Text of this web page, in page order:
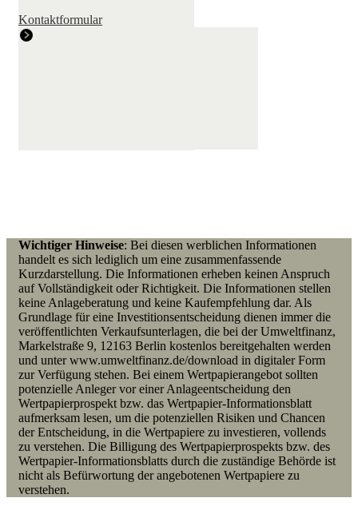
Kontaktformular
Wichtiger Hinweise: Bei diesen werblichen Informationen
handelt es sich lediglich um eine zusammenfassende
Kurzdarstellung. Die Informationen erheben keinen Anspruch
auf Vollständigkeit oder Richtigkeit. Die Informationen stellen
keine Anlageberatung und keine Kaufempfehlung dar. Als
Grundlage für eine Investitionsentscheidung dienen immer die
veröffentlichten Verkaufsunterlagen, die bei der Umweltfinanz,
Markelstraße 9, 12163 Berlin kostenlos bereitgehalten werden
und unter www.umweltfinanz.de/download in digitaler Form
zur Verfügung stehen. Bei einem Wertpapierangebotsollten
potenzielle Anleger vor einer Anlageentscheidung den
Wertpapierprospekt bzw. das Wertpapier-Informationsblatt
aufmerksam lesen, um die potenziellen Risiken und Chancen
der Entscheidung, in die Wertpapiere zu investieren, vollends
zu verstehen. Die Billigung des Wertpapierprospekts bzw. des
Wertpapier-Informationsblatts durch die zuständige Behörde ist
nicht als Befürwortung der angebotenen Wertpapiere zu
verstehen.